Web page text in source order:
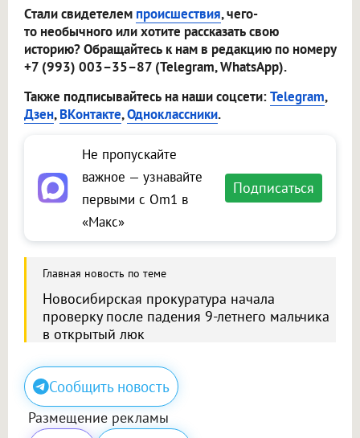
Стали свидетелем происшествия, чего-
то необычного или хотите рассказать свою
историю? Обращайтесь к нам в редакцию по номеру
+7 (993) 003–35–87 (Telegram, WhatsApp).
Также подписывайтесь на наши соцсети:Telegram,
Дзен,ВКонтакте,Одноклассники.
Не пропускайте
важное — узнавайте
первыми с Om1 в
«Макс»
Подписаться
Главная новость по теме
Новосибирская прокуратура начала
проверку после падения 9-летнего мальчика
в открытый люк
Сообщить новость
Размещение рекламы